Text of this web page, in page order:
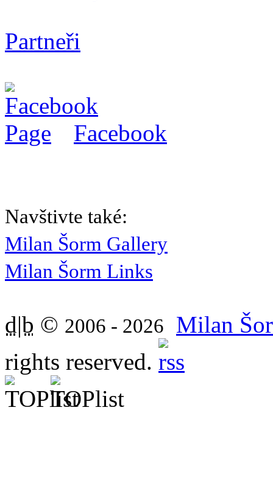
Partneři
Facebook
Navštivte také:
Milan Šorm Gallery
Milan Šorm Links
d|b © 2006 - 2026
Milan
rights reserved.